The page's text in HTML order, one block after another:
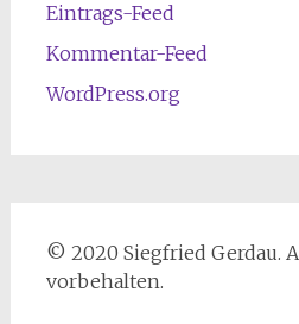
Eintrags-Feed
Kommentar-Feed
WordPress.org
© 2020 Siegfried Gerdau.
vorbehalten.